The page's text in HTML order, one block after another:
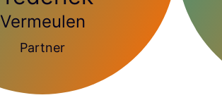
Vermeulen
Partner